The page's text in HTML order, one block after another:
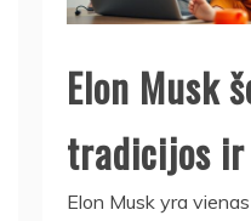
Elon Musk
tradicijos
Elon Musk yra